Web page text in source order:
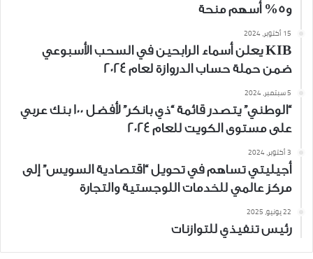
و5% أسهم منحة
15 أكتوبر، 2024
KIB يعلن أسماء الرابحين في السحب الأسبوعي
ضمن حملة حساب الدروازة لعام 2024
5 سبتمبر، 2024
“الوطني” يتصدر قائمة “ذي بانكر” لأفضل 100 بنك عربي
على مستوى الكويت للعام 2024
3 أكتوبر، 2024
أجيليتي تساهم في تحويل “اقتصادية السويس” إلى
مركز عالمي للخدمات اللوجستية والتجارة
22 يونيو، 2025
رئيس تنفيذي للتوازنات